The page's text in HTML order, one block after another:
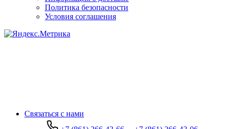
Политика безопасности
Условия соглашения
Связаться с нами